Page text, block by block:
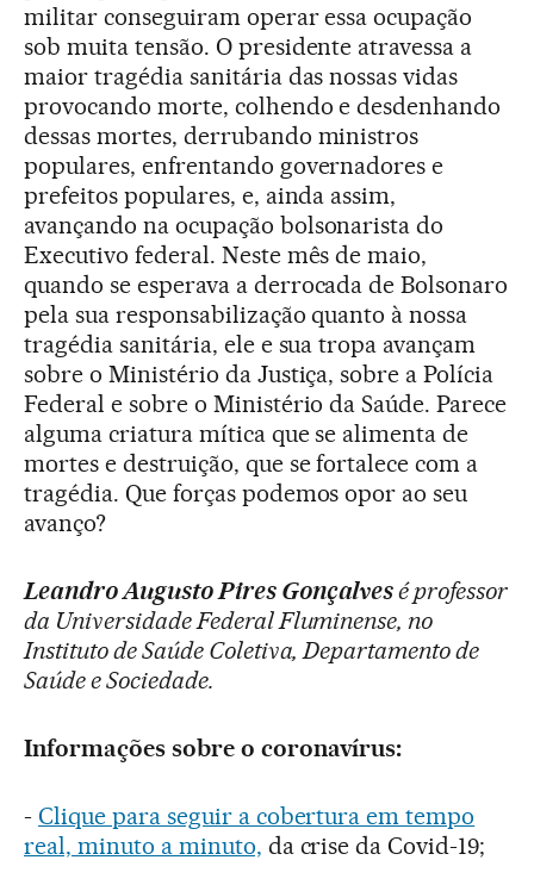
militar conseguiram operar essa ocupação
sob muita tensão. O presidente atravessa a
maior tragédia sanitária das nossas vidas
provocando morte, colhendo e desdenhando
dessas mortes, derrubando ministros
populares, enfrentando governadores e
prefeitos populares, e, ainda assim,
avançando na ocupação bolsonarista do
Executivo federal. Neste mês de maio,
quando se esperava a derrocada de Bolsonaro
pela sua responsabilização quanto à nossa
tragédia sanitária, ele e sua tropa avançam
sobre o Ministério da Justiça, sobre a Polícia
Federal e sobre o Ministério da Saúde. Parece
alguma criatura mítica que se alimenta de
mortes e destruição, que se fortalece com a
tragédia. Que forças podemos opor ao seu
avanço?
Leandro Augusto Pires Gonçalvesé professor
da Universidade Federal Fluminense, no
Instituto de Saúde Coletiva, Departamento de
Saúde e Sociedade.
Informações sobre o coronavírus:
- Clique para seguir a cobertura em tempo
real, minuto a minuto, da crise da Covid-19;